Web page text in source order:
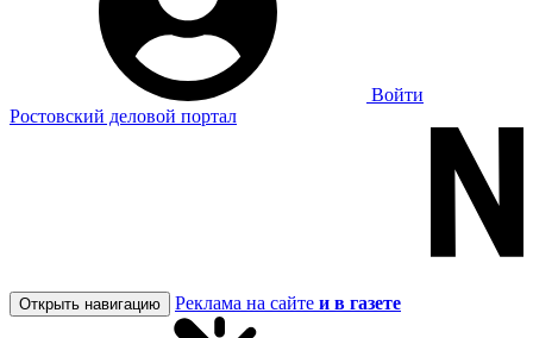
Войти
Ростовский деловой портал
Открыть навигацию Реклама на сайте и в газете